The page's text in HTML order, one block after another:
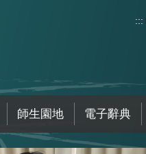
:::
師生園地 電子辭典